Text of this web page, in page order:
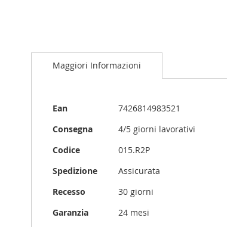
Maggiori Informazioni
Maggiori
Ean
7426814983521
Consegna
4/5 giorni lavorativi
Codice
015.R2P
Spedizione
Assicurata
Recesso
30 giorni
Garanzia
24 mesi